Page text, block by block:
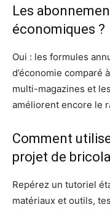
Les
économiques ?
Oui : les formules
d’économie comparé
multi-magazines et
améliorent encore le
Comment
projet de
Repérez un tutoriel
matériaux et outils,